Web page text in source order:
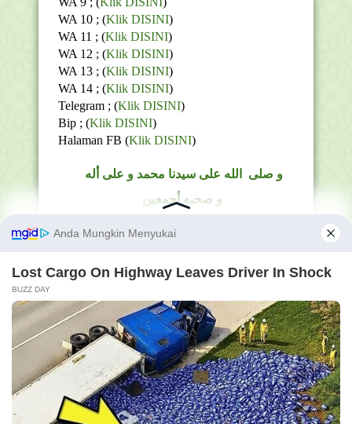
WA 10 ; (Klik DISINI)
WA 11 ; (Klik DISINI)
WA 12 ; (Klik DISINI)
WA 13 ; (Klik DISINI)
WA 14 ; (Klik DISINI)
Telegram ; (Klik DISINI)
Bip ; (Klik DISINI)
Halaman FB (Klik DISINI)
و صلى الله على سيدنا محمد و على أله
و صحبه أجمعين